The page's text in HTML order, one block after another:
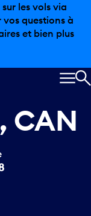
les vols via
questions à
et bien plus
CAN